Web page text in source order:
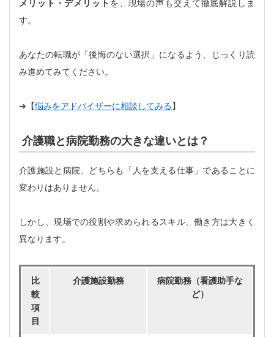
メリット・デメリット を、現場の声も交えて徹底解説しま
す。
あなたの転職が「後悔のない選択」になるよう、じっくり読
み進めてみてください。
➔【悩みをアドバイザーに相談してみる】
介護職と病院勤務の大きな違いとは？
介護施設と病院、どちらも「人を支える仕事」であることに
変わりはありません。
しかし、現場での役割や求められるスキル、働き方は大きく
異なります。
比
較
項
目
介護施設勤務
病院勤務（看護助手な
ど）